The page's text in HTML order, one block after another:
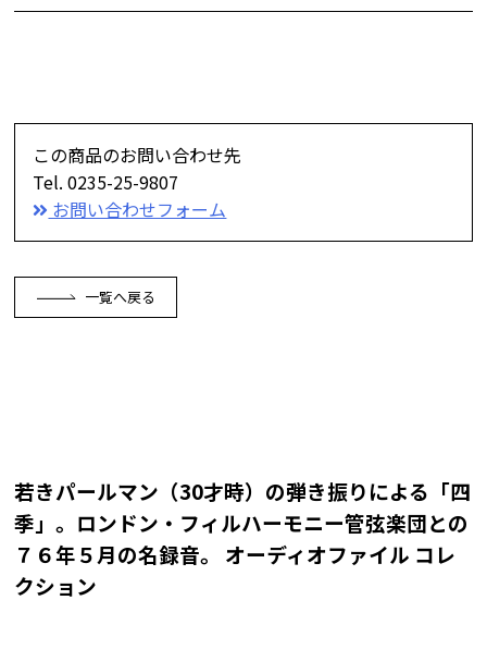
この商品のお問い合わせ先
Tel. 0235-25-9807
お問い合わせフォーム
一覧へ戻る
若きパールマン（30才時）の弾き振りによる「四
季」。ロンドン・フィルハーモニー管弦楽団との
７６年５月の名録音。 オーディオファイル コレ
クション